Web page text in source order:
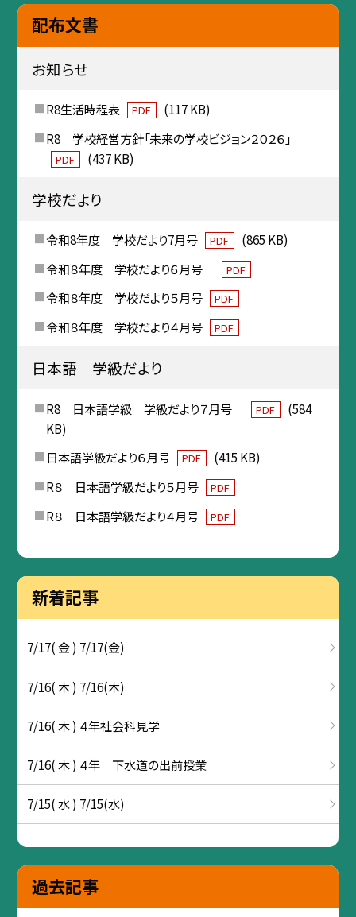
配布文書
お知らせ
R8生活時程表 PDF
(117 KB)
R8 学校経営方針「未来の学校ビジョン２０２６」
PDF (437 KB)
学校だより
令和8年度 学校だより7月号 PDF
(865 KB)
令和８年度 学校だより６月号
PDF
令和８年度 学校だより５月号 PDF
令和８年度 学校だより４月号 PDF
日本語 学級だより
R8 日本語学級 学級だより７月号 PDF
(584
KB)
日本語学級だより６月号
PDF
(415 KB)
R８ 日本語学級だより５月号
PDF
R８ 日本語学級だより４月号 PDF
新着記事
7/17( 金 ) 7/17(金)
7/16( 木 ) 7/16(木)
7/16( 木 ) ４年社会科見学
7/16( 木 ) ４年 下水道の出前授業
7/15( 水 ) 7/15(水)
過去記事